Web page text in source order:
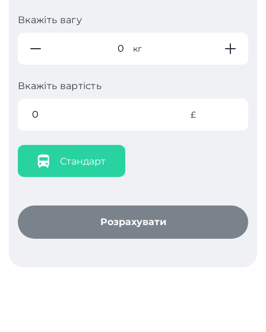
Вкажіть вагу
кг
Вкажіть вартість
£
Стандарт
Розрахувати